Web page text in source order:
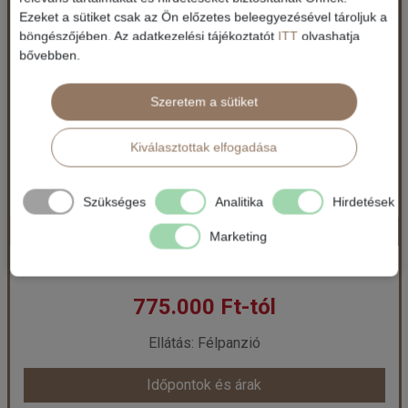
Város:Körutazás Indiában
Utazás módja: Repülővel
Ellátás:leírás szerint
Szálláskategória:Hotel
Szobatípus:2 ágyas szoba
7 éj
Időpont: 2026-10-23 | 7 éj
már 590.000 Ft-tól
Időpontok és árak
INDIAI ARANYHÁROMSZÖG *****
775.000 Ft-tól
Ellátás: Félpanzió
Időpontok és árak
Ezeket a sütiket csak az Ön előzetes beleegyezésével tároljuk a
böngészőjében. Az adatkezelési tájékoztatót ITT olvashatja
bővebben.
Szeretem a sütiket
Kiválasztottak elfogadása
Szükséges Analitika Hirdetések
Marketing